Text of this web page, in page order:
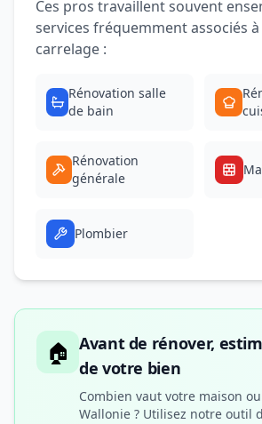
Ces pros travaillent souvent
services fréquemment associés
carrelage :
Rénovation salle
de bain
Rénovation
générale
Plombier
🏠 Avant de rénover,
de votre bien
Combien vaut votre maison
Wallonie ? Utilisez notre outil